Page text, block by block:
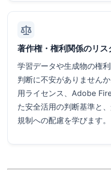
著作権・権利関係のリ
学習データや生成物の権
判断に不安がありません
用ライセンス、Adobe
た安全活用の判断基準と
規制への配慮を学びます。